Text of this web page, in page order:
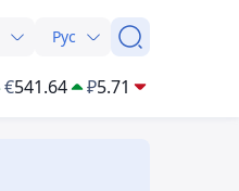
Рус
€541.64 ₽5.71